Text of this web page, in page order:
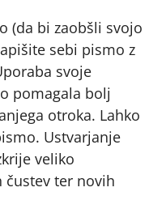
(da bi zaobšli svojo
sebi pismo z
svoje
pomagala bolj
otroka. Lahko
Ustvarjanje
veliko
čustev ter novih